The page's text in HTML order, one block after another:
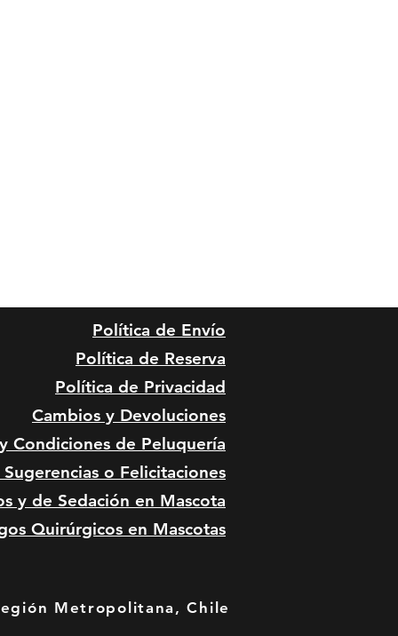
Política de Envío
Política de Reserva
Política de Privacidad
Cambios y Devoluciones
Condiciones de Peluquería
Sugerencias o Felicitaciones
y de Sedación en Mascota
Quirúrgicos en Mascotas
Metropolitana, Chile